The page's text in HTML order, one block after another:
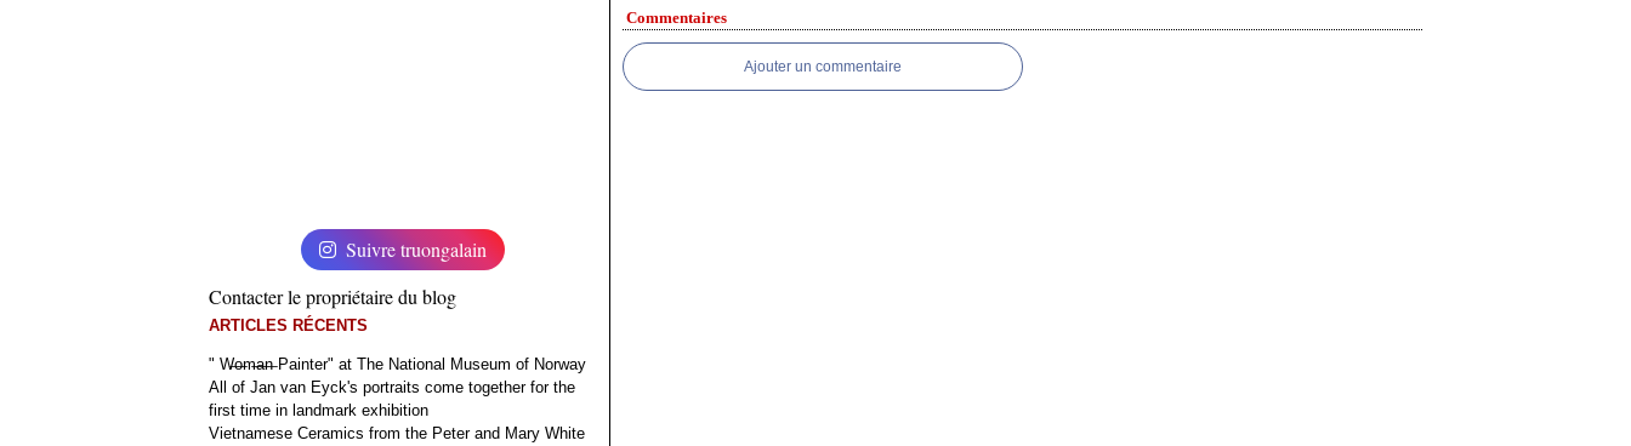
Suivre truongalain
Contacter le propriétaire du blog
ARTICLES RÉCENTS
" W̶o̶m̶a̶n̶ Painter" at The National Museum of Norway
All of Jan van Eyck's portraits come together for the
first time in landmark exhibition
Vietnamese Ceramics from the Peter and Mary White
Commentaires
Ajouter un commentaire